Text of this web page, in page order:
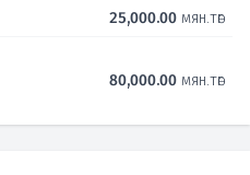
25,000.00 мян.төг
80,000.00 мян.төг